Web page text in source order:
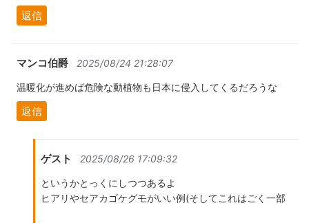
返信
マンコ伯爵 2025/08/24 21:28:07
温暖化が進めば危険な動植物も日本に侵入してくるだろうな
返信
ゲスト 2025/08/26 17:09:32
というかとっくにしつつあるよ
ヒアリやセアカゴケグモがいい例(そしてこれはごく一部